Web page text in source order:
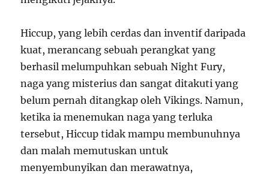
Hiccup, yang lebih cerdas dan inventif daripada
kuat, merancang sebuah perangkat yang
berhasil melumpuhkan sebuah Night Fury,
naga yang misterius dan sangat ditakuti yang
belum pernah ditangkap oleh Vikings. Namun,
ketika ia menemukan naga yang terluka
tersebut, Hiccup tidak mampu membunuhnya
dan malah memutuskan untuk
menyembunyikan dan merawatnya,